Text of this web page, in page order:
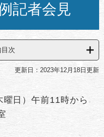
記者会見
次
更新日：2023年12月18日更新
日）午前11時から